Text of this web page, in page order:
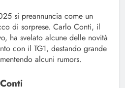
si preannuncia come un
di sorprese. Carlo Conti, il
ha svelato alcune delle novità
con il TG1, destando grande
alcuni rumors.